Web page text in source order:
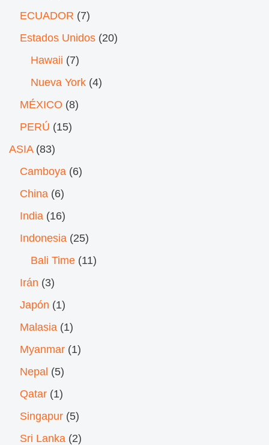
ECUADOR (7)
Estados Unidos (20)
Hawaii (7)
Nueva York (4)
MÉXICO (8)
PERÚ (15)
ASIA(83)
Camboya (6)
China (6)
India (16)
Indonesia (25)
Bali Time (11)
Irán (3)
Japón (1)
Malasia (1)
Myanmar (1)
Nepal (5)
Qatar (1)
Singapur (5)
Sri Lanka (2)